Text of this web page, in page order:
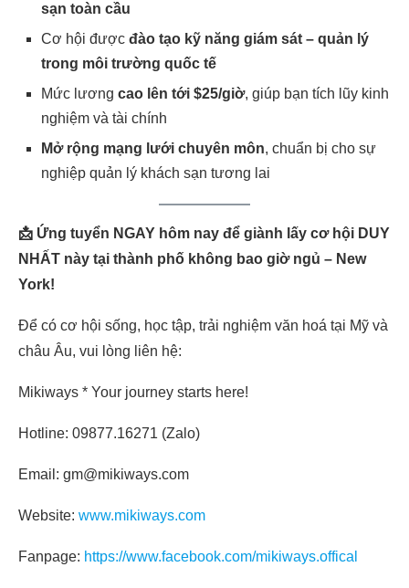
sạn toàn cầu
Cơ hội được đào tạo kỹ năng giám sát – quản lý
trong môi trường quốc tế
Mức lương cao lên tới $25/giờ, giúp bạn tích lũy kinh
nghiệm và tài chính
Mở rộng mạng lưới chuyên môn, chuẩn bị cho sự
nghiệp quản lý khách sạn tương lai
📩 Ứng tuyển NGAY hôm nay để giành lấy cơ hội DUY
NHẤT này tại thành phố không bao giờ ngủ – New
York!
Để có cơ hội sống, học tập, trải nghiệm văn hoá tại Mỹ và
châu Âu, vui lòng liên hệ:
Mikiways * Your journey starts here!
Hotline: 09877.16271 (Zalo)
Email: gm@mikiways.com
Website: www.mikiways.com
Fanpage: https://www.facebook.com/mikiways.offical